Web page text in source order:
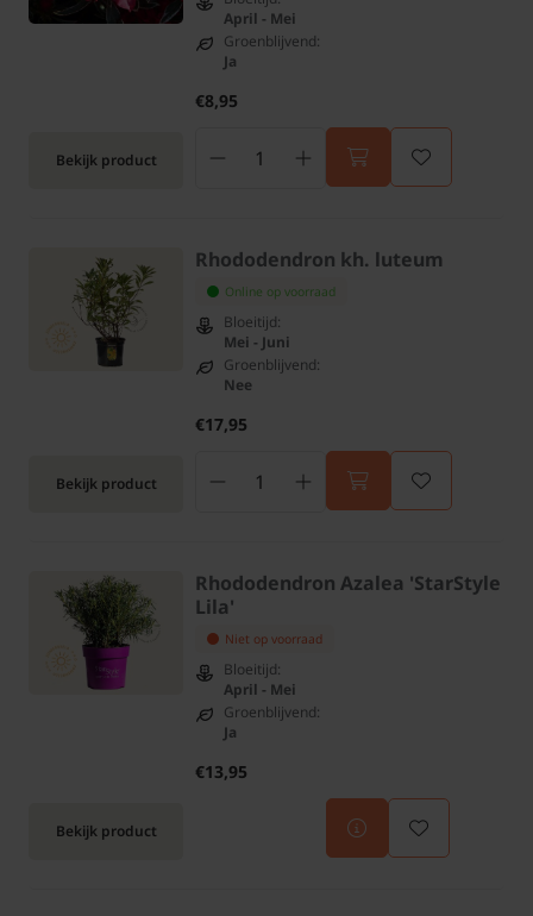
Bekijk product
April - Mei
Groenblijvend:
Ja
€8,95
Bekijk product
Rhododendron kh. luteum
Online op voorraad
Bloeitijd:
Mei - Juni
Groenblijvend:
Nee
€17,95
Bekijk product
Rhododendron Azalea 'StarStyle
Lila'
Niet op voorraad
Bloeitijd:
April - Mei
Groenblijvend:
Ja
€13,95